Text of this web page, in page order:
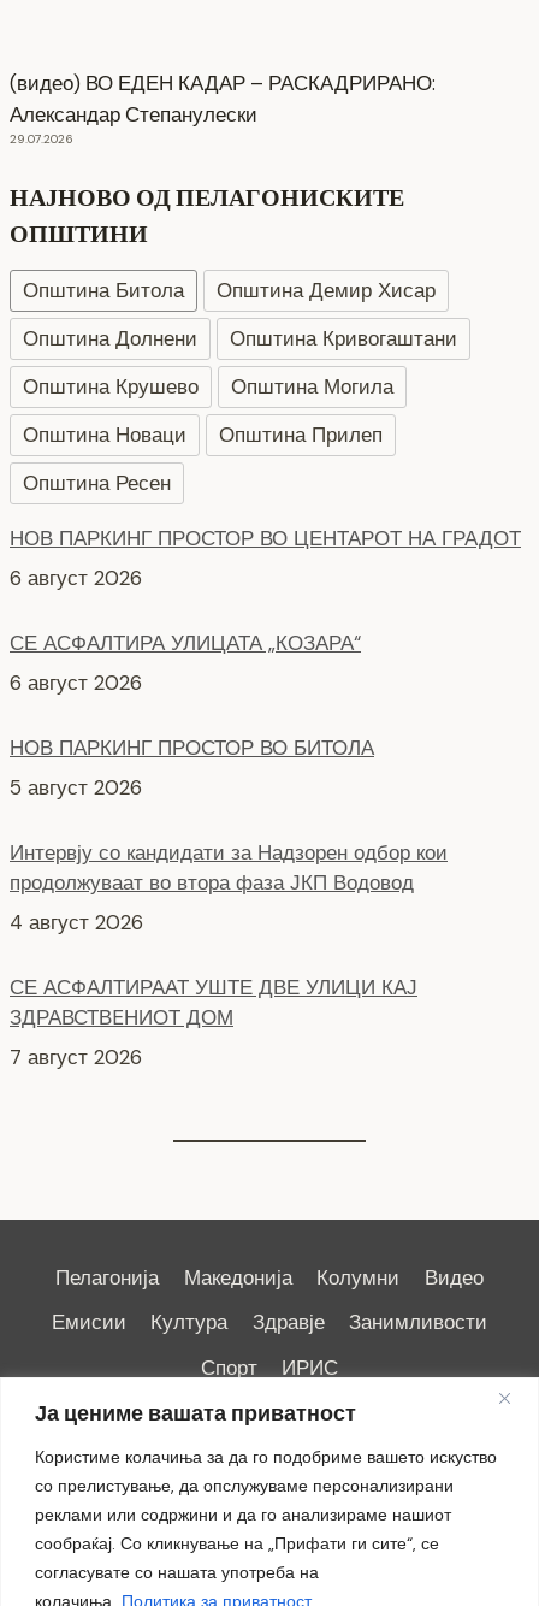
Ја цениме вашата приватност
Користиме колачиња за да го подобриме вашето искуство
со прелистување, да опслужуваме персонализирани
реклами или содржини и да го анализираме нашиот
сообраќај. Со кликнување на „Прифати ги сите“, се
согласувате со нашата употреба на
колачиња. Политика за приватност
(видео) ВО ЕДЕН КАДАР – РАСКАДРИРАНО:
Александар Степанулески
29.07.2026
НАЈНОВО ОД ПЕЛАГОНИСКИТЕ
ОПШТИНИ
Општина Битола
Општина Демир Хисар
Општина Долнени
Општина Кривогаштани
Општина Крушево
Општина Могила
Општина Новаци
Општина Прилеп
Општина Ресен
СЕ АСФАЛТИРА УЛИЦАТА „КОЗАРА“
6 август 2026
НОВ ПАРКИНГ ПРОСТОР ВО БИТОЛА
5 август 2026
Интервју со кандидати за Надзорен одбор кои
продолжуваат во втора фаза ЈКП Водовод
СЕ АСФАЛТИРААТ УШТЕ ДВЕ УЛИЦИ КАЈ
ЗДРАВСТВEНИОТ ДОМ
НОВ ПАРКИНГ ПРОСТОР ВО ЦЕНТАРОТ НА ГРАДОТ
6 август 2026
Пелагонија Македонија Колумни
Видео
Емисии
Култура Здравје
Занимливости
Спорт
ИРИС
Импресум|Маркетинг